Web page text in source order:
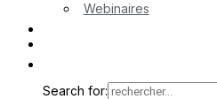
Webinaires
Search for: